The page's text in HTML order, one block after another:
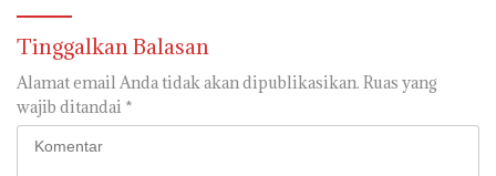
Tinggalkan Balasan
Alamat email Anda tidak akan dipublikasikan. Ruas yang
wajib ditandai *